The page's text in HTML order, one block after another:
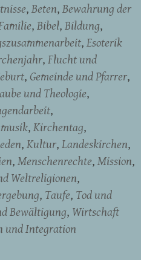
Beten Bewahrung der
Bibel Bildung
Esoterik
Flucht und
Gemeinde und Pfarrer
und Theologie
Kirchentag
Kultur Landeskirchen
Menschenrechte Mission
Weltreligionen
Taufe Tod und
Bewältigung Wirtschaft
und Integration